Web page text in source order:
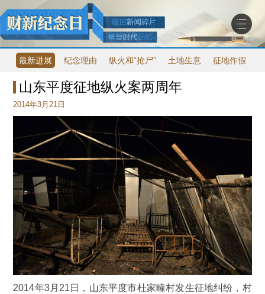
最新进展 纪念理由 纵火和“抢尸” 土地生意 征地作假
山东平度征地纵火案两周年
2014年3月21日
2014年3月21日，山东平度市杜家疃村发生征地纠纷，村